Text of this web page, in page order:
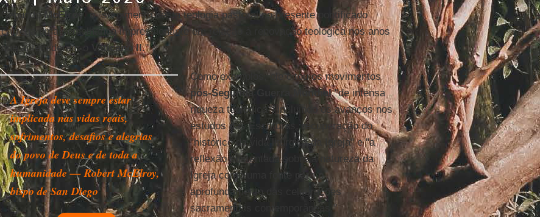
SegundoMcElroy, o "surgimento desta teologia pastoral no presente pontificado
carrega uma semelhança impressionante em relação à renovação teológica nos anos
que antecederam o
Vaticano II."
A Igreja deve sempre estar
implicada nas vidas reais,
sofrimentos, desafios e alegrias
do povo de Deus e de toda a
humanidade — Robert McElroy,
bispo de San Diego
Como exemplos, ele citou os movimentos
pós-Segunda Guerra Mundial"de intensa
riqueza teológica", incluindo os avanços nos
estudos das Escrituras, recuperação do
"histórico da vida litúrgica da Igreja" e "a
reflexão sustentada sobre a natureza da
Igreja como uma fonte para o
aprofundamento das celebrações
sacramentais contemporâneas."